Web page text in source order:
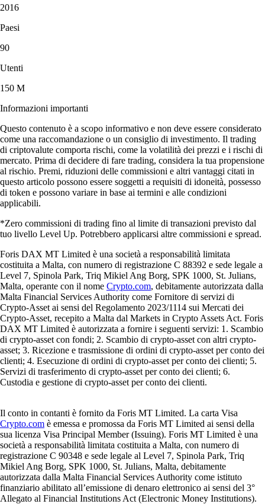
2016
Paesi
90
Utenti
150 M
Informazioni importanti
Questo contenuto è a scopo informativo e non deve essere considerato
come una raccomandazione o un consiglio di investimento. Il trading
di criptovalute comporta rischi, come la volatilità dei prezzi e i rischi di
mercato. Prima di decidere di fare trading, considera la tua propensione
al rischio. Premi, riduzioni delle commissioni e altri vantaggi citati in
questo articolo possono essere soggetti a requisiti di idoneità, possesso
di token e possono variare in base ai termini e alle condizioni
applicabili.
*Zero commissioni di trading fino al limite di transazioni previsto dal
tuo livello Level Up. Potrebbero applicarsi altre commissioni e spread.
Foris DAX MT Limited è una società a responsabilità limitata
costituita a Malta, con numero di registrazione C 88392 e sede legale a
Level 7, Spinola Park, Triq Mikiel Ang Borg, SPK 1000, St. Julians,
Malta, operante con il nome Crypto.com, debitamente autorizzata dalla
Malta Financial Services Authority come Fornitore di servizi di
Crypto-Asset ai sensi del Regolamento 2023/1114 sui Mercati dei
Crypto-Asset, recepito a Malta dal Markets in Crypto Assets Act. Foris
DAX MT Limited è autorizzata a fornire i seguenti servizi: 1. Scambio
di crypto-asset con fondi; 2. Scambio di crypto-asset con altri crypto-
asset; 3. Ricezione e trasmissione di ordini di crypto-asset per conto dei
clienti; 4. Esecuzione di ordini di crypto-asset per conto dei clienti; 5.
Servizi di trasferimento di crypto-asset per conto dei clienti; 6.
Custodia e gestione di crypto-asset per conto dei clienti.
Il conto in contanti è fornito da Foris MT Limited. La carta Visa
Crypto.com è emessa e promossa da Foris MT Limited ai sensi della
sua licenza Visa Principal Member (Issuing). Foris MT Limited è una
società a responsabilità limitata costituita a Malta, con numero di
registrazione C 90348 e sede legale al Level 7, Spinola Park, Triq
Mikiel Ang Borg, SPK 1000, St. Julians, Malta, debitamente
autorizzata dalla Malta Financial Services Authority come istituto
finanziario abilitato all’emissione di denaro elettronico ai sensi del 3°
Allegato al Financial Institutions Act (Electronic Money Institutions).